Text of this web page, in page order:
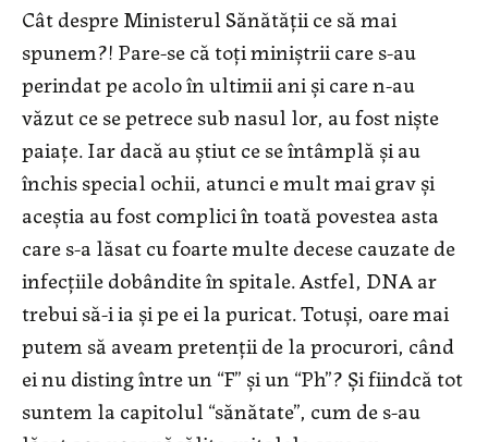
Cât despre Ministerul Sănătății ce să mai
spunem?! Pare-se că toți miniștrii care s-au
perindat pe acolo în ultimii ani și care n-au
văzut ce se petrece sub nasul lor, au fost niște
paiațe. Iar dacă au știut ce se întâmplă și au
închis special ochii, atunci e mult mai grav și
aceștia au fost complici în toată povestea asta
care s-a lăsat cu foarte multe decese cauzate de
infecțiile dobândite în spitale. Astfel, DNA ar
trebui să-i ia și pe ei la puricat. Totuși, oare mai
putem să aveam pretenții de la procurori, când
ei nu disting între un “F” și un “Ph”? Și fiindcă tot
suntem la capitolul “sănătate”, cum de s-au